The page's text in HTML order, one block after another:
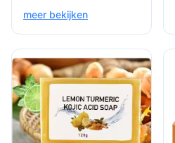
meer bekijken